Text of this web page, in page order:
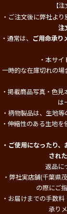
【
・ご注文後に弊社よ
注
・通常は、 ご用命承り
・本サ
一時的な在庫切れの
・掲載商品写真・色
は
・柄物製品は、生地
・伸縮性のある生地
・ご使用になったり
され
返品に
・弊社実店舗(千葉県
の際にご
・お届けまでの手数
承り